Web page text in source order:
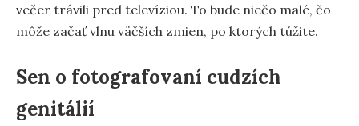
večer trávili pred televíziou. To bude niečo malé, čo
môže začať vlnu väčších zmien, po ktorých túžite.
Sen o fotografovaní cudzích
genitálií